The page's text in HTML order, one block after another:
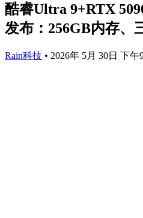
酷睿Ultra 9+RTX
发布：256GB内存、
Rain科技 • 2026年 5月 30日 下午